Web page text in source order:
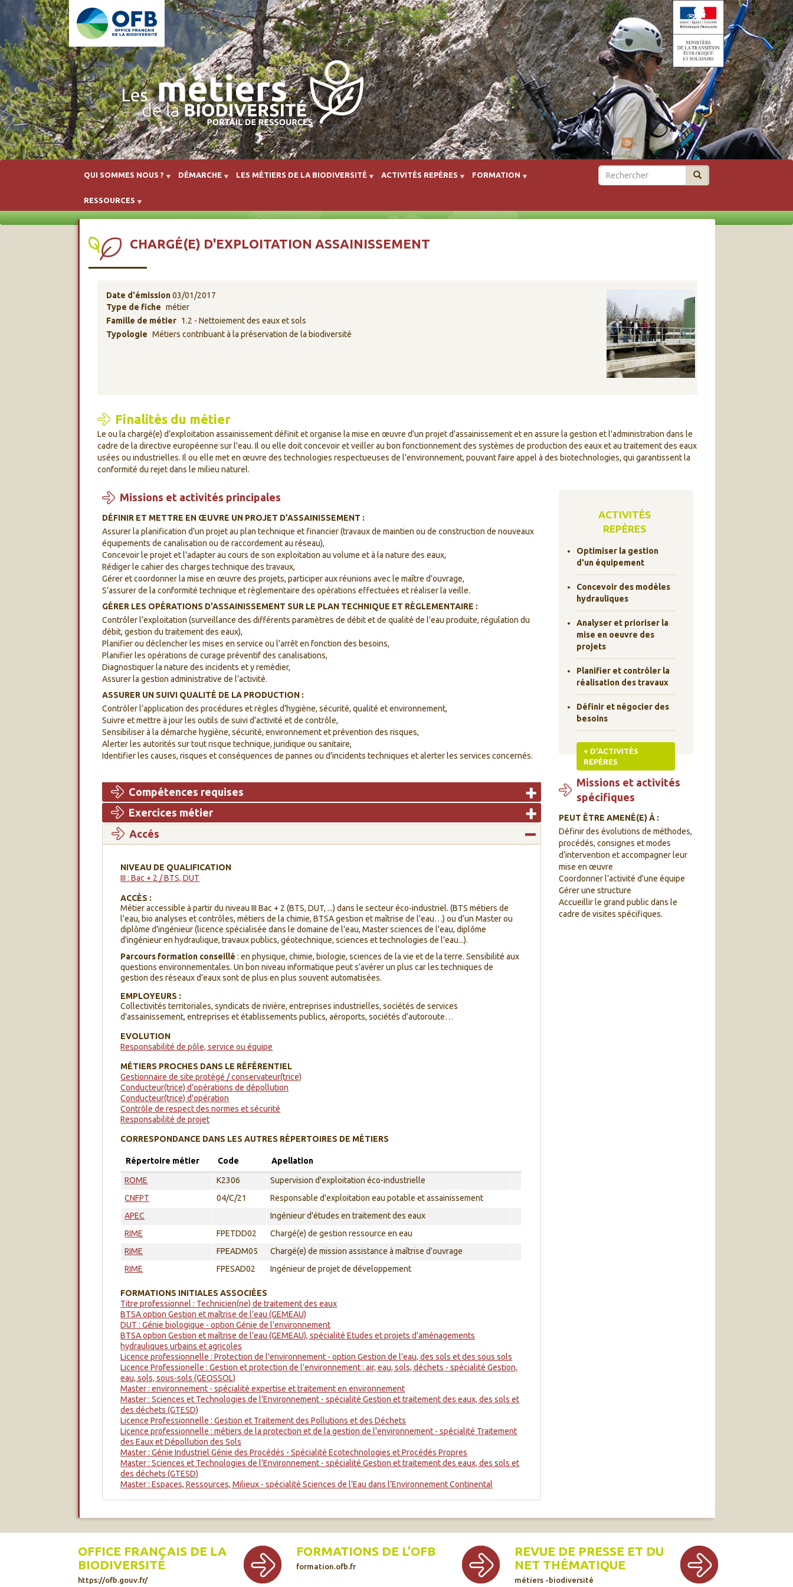
Aller au contenu principal
QUI SOMMES NOUS ? DÉMARCHE LES MÉTIERS DE LA BIODIVERSITÉ ACTIVITÉS REPÈRES FORMATION
RESSOURCES
Rechercher
CHARGÉ(E) D'EXPLOITATION ASSAINISSEMENT
Date d'émission03/01/2017
Type de fiche métier
Famille de métier 1.2 - Nettoiement des eaux et sols
Typologie Métiers contribuant à la préservation de la biodiversité
Finalités du métier
Le ou la chargé(e) d’exploitation assainissement définit et organise la mise en œuvre d'un projet d'assainissement et en assure la gestion et l'administration dans le
cadre de la directive européenne sur l'eau. Il ou elle doit concevoir et veiller au bon fonctionnement des systèmes de production des eaux et au traitement des eaux
usées ou industrielles. Il ou elle met en œuvre des technologies respectueuses de l'environnement, pouvant faire appel à des biotechnologies, qui garantissent la
conformité du rejet dans le milieu naturel.
Missions et activités principales
DÉFINIR ET METTRE EN ŒUVRE UN PROJET D’ASSAINISSEMENT :
Assurer la planification d’un projet au plan technique et financier (travaux de maintien ou de construction de nouveaux
équipements de canalisation ou de raccordement au réseau),
Concevoir le projet et l'adapter au cours de son exploitation au volume et à la nature des eaux,
Rédiger le cahier des charges technique des travaux,
Gérer et coordonner la mise en œuvre des projets, participer aux réunions avec le maître d’ouvrage,
S’assurer de la conformité technique et règlementaire des opérations effectuées et réaliser la veille.
GÉRER LES OPÉRATIONS D’ASSAINISSEMENT SUR LE PLAN TECHNIQUE ET RÈGLEMENTAIRE :
Contrôler l’exploitation (surveillance des différents paramètres de débit et de qualité de l'eau produite, régulation du
débit, gestion du traitement des eaux),
Planifier ou déclencher les mises en service ou l’arrêt en fonction des besoins,
Planifier les opérations de curage préventif des canalisations,
Diagnostiquer la nature des incidents et y remédier,
Assurer la gestion administrative de l’activité.
ASSURER UN SUIVI QUALITÉ DE LA PRODUCTION :
Contrôler l’application des procédures et règles d’hygiène, sécurité, qualité et environnement,
Suivre et mettre à jour les outils de suivi d’activité et de contrôle,
Sensibiliser à la démarche hygiène, sécurité, environnement et prévention des risques,
Alerter les autorités sur tout risque technique, juridique ou sanitaire,
Identifier les causes, risques et conséquences de pannes ou d’incidents techniques et alerter les services concernés.
Compétences requises
Exercices métier
Accés
NIVEAU DE QUALIFICATION
III : Bac + 2 / BTS, DUT
ACCÈS :
Métier accessible à partir du niveau III Bac + 2 (BTS, DUT, ...) dans le secteur éco-industriel. (BTS métiers de
l'eau, bio analyses et contrôles, métiers de la chimie, BTSA gestion et maîtrise de l'eau…) ou d’un Master ou
diplôme d'ingénieur (licence spécialisée dans le domaine de l'eau, Master sciences de l'eau, diplôme
d'ingénieur en hydraulique, travaux publics, géotechnique, sciences et technologies de l'eau...).
Parcours formation conseillé: en physique, chimie, biologie, sciences de la vie et de la terre. Sensibilité aux
questions environnementales. Un bon niveau informatique peut s’avérer un plus car les techniques de
gestion des réseaux d’eaux sont de plus en plus souvent automatisées.
EMPLOYEURS :
Collectivités territoriales, syndicats de rivière, entreprises industrielles, sociétés de services
d'assainissement, entreprises et établissements publics, aéroports, sociétés d’autoroute…
EVOLUTION
Responsabilité de pôle, service ou équipe
MÉTIERS PROCHES DANS LE RÉFÉRENTIEL
Gestionnaire de site protégé / conservateur(trice)
Conducteur(trice) d’opérations de dépollution
Conducteur(trice) d'opération
Contrôle de respect des normes et sécurité
Responsabilité de projet
CORRESPONDANCE DANS LES AUTRES RÉPERTOIRES DE MÉTIERS
Répertoire métier Code Apellation
ROME K2306
Supervision d'exploitation éco-industrielle
CNFPT
04/C/21
Responsable d'exploitation eau potable et assainissement
APEC
Ingénieur d'études en traitement des eaux
RIME
FPETDD02
Chargé(e) de gestion ressource en eau
RIME
FPEADM05
Chargé(e) de mission assistance à maîtrise d’ouvrage
RIME
FPESAD02 Ingénieur de projet de développement
FORMATIONS INITIALES ASSOCIÉES
Titre professionnel : Technicien(ne) de traitement des eaux
BTSA option Gestion et maîtrise de l’eau (GEMEAU)
DUT : Génie biologique - option Génie de l'environnement
BTSA option Gestion et maîtrise de l’eau (GEMEAU), spécialité Etudes et projets d’aménagements
hydrauliques urbains et agricoles
Licence professionnelle : Protection de l'environnement - option Gestion de l'eau, des sols et des sous sols
Licence Professionelle : Gestion et protection de l'environnement : air, eau, sols, déchets - spécialité Gestion,
eau, sols, sous-sols (GEOSSOL)
Master : environnement - spécialité expertise et traitement en environnement
Master : Sciences et Technologies de l’Environnement - spécialité Gestion et traitement des eaux, des sols et
des déchets (GTESD)
Licence Professionnelle : Gestion et Traitement des Pollutions et des Déchets
Licence professionnelle : métiers de la protection et de la gestion de l'environnement - spécialité Traitement
des Eaux et Dépollution des Sols
Master : Génie Industriel Génie des Procédés - Spécialité Ecotechnologies et Procédés Propres
Master : Sciences et Technologies de l’Environnement - spécialité Gestion et traitement des eaux, des sols et
des déchets (GTESD)
Master : Espaces, Ressources, Milieux - spécialité Sciences de l’Eau dans l’Environnement Continental
ACTIVITÉS
REPÈRES
Optimiser la gestion
d'un équipement
Concevoir des modèles
hydrauliques
Analyser et prioriser la
mise en oeuvre des
projets
Planifier et contrôler la
réalisation des travaux
Définir et négocier des
besoins
+ D'ACTIVITÉS
REPÈRES
Missions et activités
spécifiques
PEUT ÊTRE AMENÉ(E) À :
Définir des évolutions de méthodes,
procédés, consignes et modes
d’intervention et accompagner leur
mise en œuvre
Coordonner l’activité d’une équipe
Gérer une structure
Accueillir le grand public dans le
cadre de visites spécifiques.
OFFICE FRANÇAIS DE LA
BIODIVERSITÉ
https://ofb.gouv.fr/
FORMATIONS DE L'OFB
formation.ofb.fr
REVUE DE PRESSE ET DU
NET THÉMATIQUE
métiers -biodiversité